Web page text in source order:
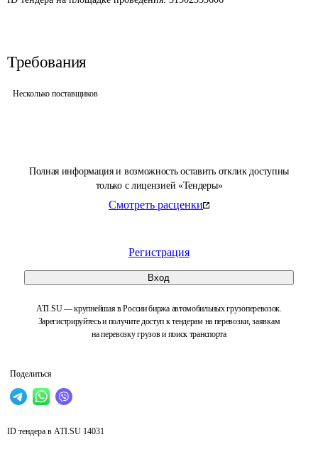
Полная информация и возможность оставить отклик доступны
только с лицензией «Тендеры»
Смотреть расценки
Регистрация
Вход
ATI.SU — крупнейшая в России биржа автомобильных грузоперевозок.
Зарегистрируйтесь и получите доступ к тендерам на перевозки, заявкам
на перевозку грузов и поиск транспорта
Поделиться
Требования
Несколько поставщиков
ID тендера в ATI.SU 14031